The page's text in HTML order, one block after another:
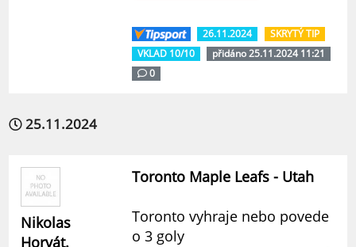
26.11.2024
SKRYTÝ TIP
VKLAD 10/10
přidáno 25.11.2024 11:21
0
25.11.2024
Nikolas
Horvát.
Toronto Maple Leafs - Utah
Toronto vyhraje nebo povede
o 3 goly